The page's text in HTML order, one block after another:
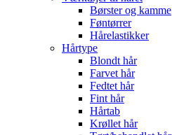
Børster og kamme
Føntørrer
Hårelastikker
Hårtype
Blondt hår
Farvet hår
Fedtet hår
Fint hår
Hårtab
Krøllet hår